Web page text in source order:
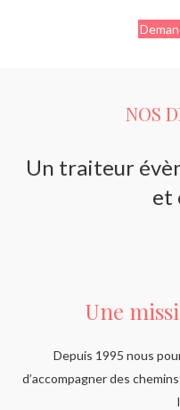
NOS
Un traiteur
et
Une
Depuis 1995 nous
d’accompagner des